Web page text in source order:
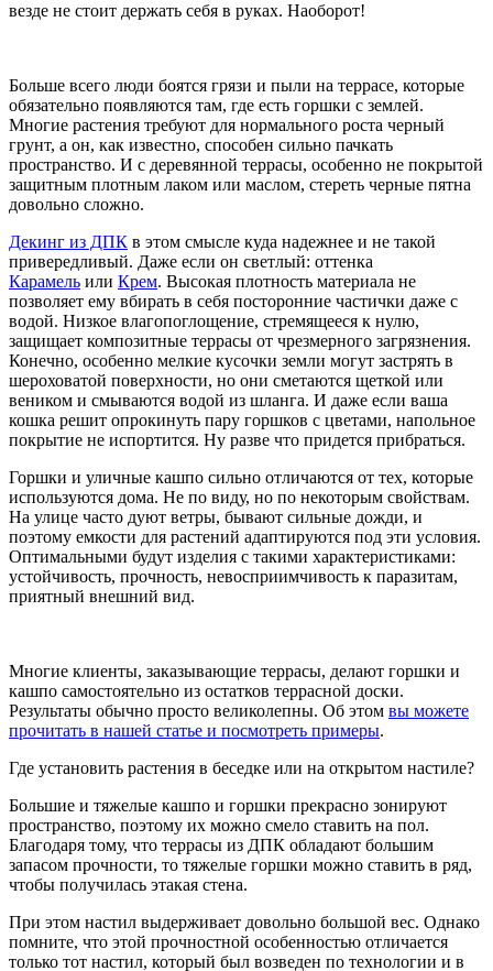
везде не стоит держать себя в руках. Наоборот!
Больше всего люди боятся грязи и пыли на террасе, которые
обязательно появляются там, где есть горшки с землей.
Многие растения требуют для нормального роста черный
грунт, а он, как известно, способен сильно пачкать
пространство. И с деревянной террасы, особенно не покрытой
защитным плотным лаком или маслом, стереть черные пятна
довольно сложно.
Декинг из ДПК в этом смысле куда надежнее и не такой
привередливый. Даже если он светлый: оттенка
Карамель или Крем. Высокая плотность материала не
позволяет ему вбирать в себя посторонние частички даже с
водой. Низкое влагопоглощение, стремящееся к нулю,
защищает композитные террасы от чрезмерного загрязнения.
Конечно, особенно мелкие кусочки земли могут застрять в
шероховатой поверхности, но они сметаются щеткой или
веником и смываются водой из шланга. И даже если ваша
кошка решит опрокинуть пару горшков с цветами, напольное
покрытие не испортится. Ну разве что придется прибраться.
Горшки и уличные кашпо сильно отличаются от тех, которые
используются дома. Не по виду, но по некоторым свойствам.
На улице часто дуют ветры, бывают сильные дожди, и
поэтому емкости для растений адаптируются под эти условия.
Оптимальными будут изделия с такими характеристиками:
устойчивость, прочность, невосприимчивость к паразитам,
приятный внешний вид.
Многие клиенты, заказывающие террасы, делают горшки и
кашпо самостоятельно из остатков террасной доски.
Результаты обычно просто великолепны. Об этом вы можете
прочитать в нашей статье и посмотреть примеры.
Где установить растения в беседке или на открытом настиле?
Большие и тяжелые кашпо и горшки прекрасно зонируют
пространство, поэтому их можно смело ставить на пол.
Благодаря тому, что террасы из ДПК обладают большим
запасом прочности, то тяжелые горшки можно ставить в ряд,
чтобы получилась этакая стена.
При этом настил выдерживает довольно большой вес. Однако
помните, что этой прочностной особенностью отличается
только тот настил, который был возведен по технологии и в